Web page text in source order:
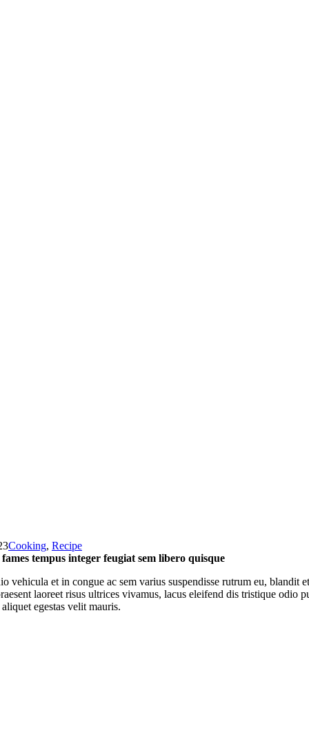
Cooking, Recipe
tempus integer feugiat sem libero quisque
vehicula et in congue ac sem varius suspendisse rutrum eu,
laoreet risus ultrices vivamus, lacus eleifend dis tristique odio
aliquet egestas velit mauris.